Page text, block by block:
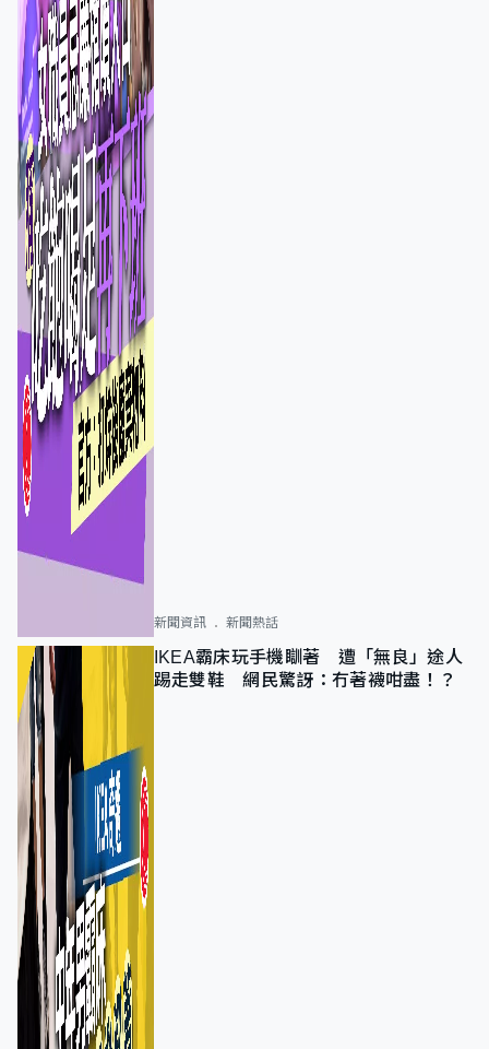
新聞資訊 新聞熱話
IKEA霸床玩手機瞓著 遭「無良」途人
踢走雙鞋 網民驚訝：冇著襪咁盡！？